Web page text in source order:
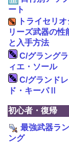
ート
トライセリオ
リーズ武器の性
と入手方法
C/グラング
ィエ・ソール
C/グランドレ
ド・キーパⅡ
初心者・復帰
最強武器ラ
ング